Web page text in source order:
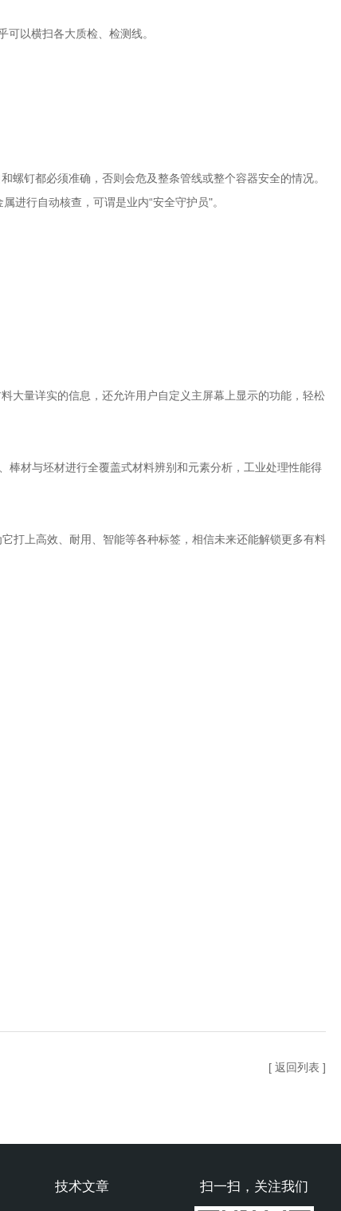
以横扫各大质检、检测线。
钉都必须准确，否则会危及整条管线或整个容器安全的情况。
进行自动核查，可谓是业内“安全守护员"。
量详实的信息，还允许用户自定义主屏幕上显示的功能，轻松
材与坯材进行全覆盖式材料辨别和元素分析，工业处理性能得
上高效、耐用、智能等各种标签，相信未来还能解锁更多有料
[ 返回列表 ]
扫一扫，关注我们
技术文章